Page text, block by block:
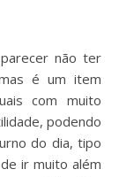
é um item
com muito
podendo
do dia, tipo
ir muito além